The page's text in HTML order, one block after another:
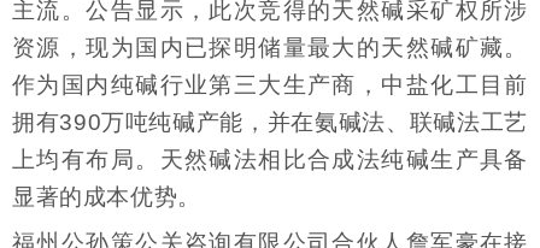
主流。公告显示，此次竞得的天然碱采矿权所涉
资源，现为国内已探明储量最大的天然碱矿藏。
作为国内纯碱行业第三大生产商，中盐化工目前
拥有390万吨纯碱产能，并在氨碱法、联碱法工艺
上均有布局。天然碱法相比合成法纯碱生产具备
显著的成本优势。